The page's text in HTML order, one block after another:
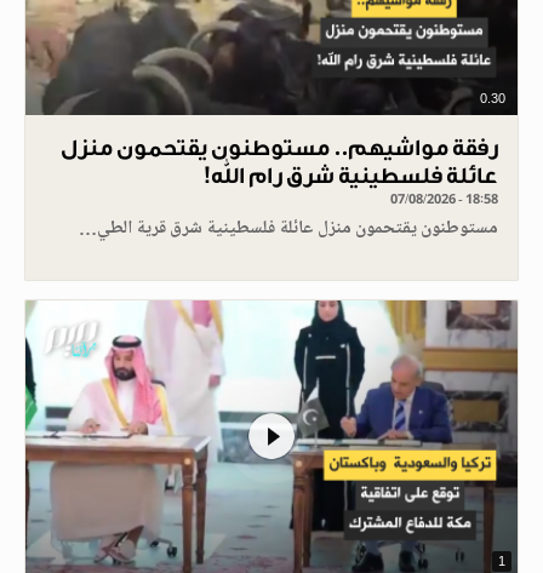
0.30
رفقة مواشيهم.. مستوطنون يقتحمون منزل
عائلة فلسطينية شرق رام الله!
07/08/2026 - 18:58
مستوطنون يقتحمون منزل عائلة فلسطينية شرق قرية الطي…
1